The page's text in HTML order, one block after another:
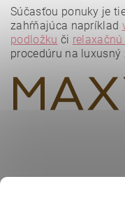
Súčasťou ponuky je
zahŕňajúca napríklad
podložku či
procedúru na luxusný